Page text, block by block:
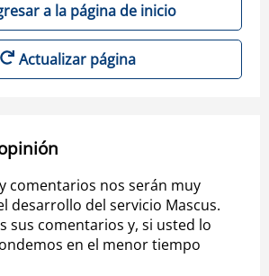
a la página de inicio
Actualizar página
comentarios nos serán muy
desarrollo del servicio Mascus.
sus comentarios y, si usted lo
en el menor tiempo